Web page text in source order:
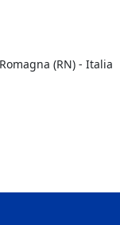
(RN) - Italia